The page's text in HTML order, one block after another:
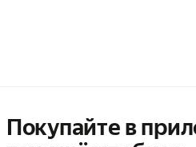
Покупайте в